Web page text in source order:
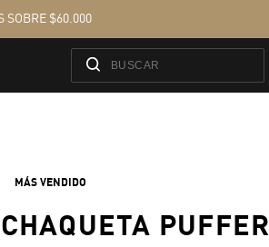
MÁS VENDIDO
CHAQUETA PUFFER